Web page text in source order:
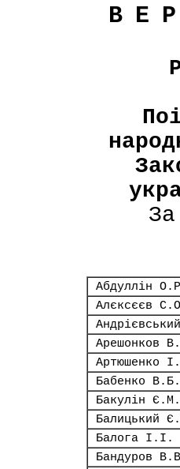
Абдуллін
Алєксєєв
Арешонков
Артюшенко
Бабенко В.Б.
Бакулін Є.М.
Балицький
Балога І.І.
Бандуров